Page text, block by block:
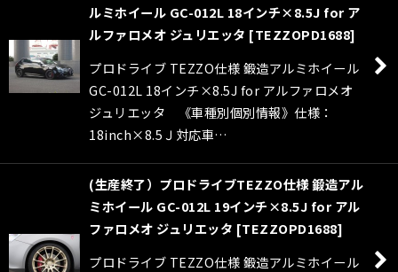
ルミホイール GC-012L 18インチ×8.5J for ア
ルファロメオ ジュリエッタ [TEZZOPD1688]
プロドライブ TEZZO仕様 鍛造アルミホイール
GC-012L 18インチ×8.5J for アルファロメオ
ジュリエッタ 《車種別個別情報》仕様：
18inch×8.5Ｊ対応車…
(生産終了）プロドライブTEZZO仕様 鍛造アル
ミホイール GC-012L 19インチ×8.5J for アル
ファロメオ ジュリエッタ [TEZZOPD1688]
プロドライブ TEZZO仕様 鍛造アルミホイール